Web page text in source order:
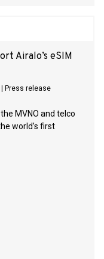
Airalo’s eSIM
Press release
MVNO and telco
world’s first